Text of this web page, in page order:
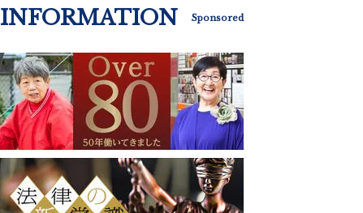
INFORMATION Sponsored